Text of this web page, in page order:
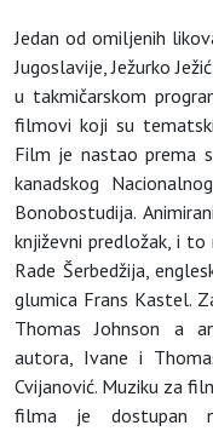
Jedan od omiljenih
Jugoslavije, Ježurko
u takmičarskom
filmovi koji su
Film je nastao prema
kanadskog
Bonobostudija.
književni predložak, i
Rade Šerbedžija,
glumica Frans Kastel.
Thomas Johnson a
autora, Ivane i
Cvijanović. Muziku za
filma je dostupan